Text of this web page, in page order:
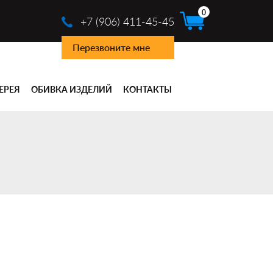
+7 (906) 411-45-45
Перезвоните мне
0
ОБИВКА ИЗДЕЛИЙ КОНТАКТЫ